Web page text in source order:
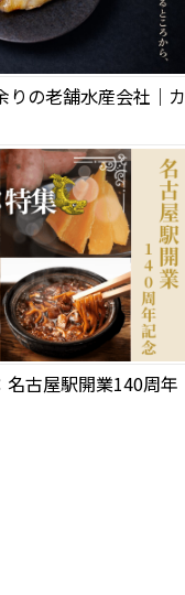
りの老舗水産会社｜カ
名古屋駅開業140周年